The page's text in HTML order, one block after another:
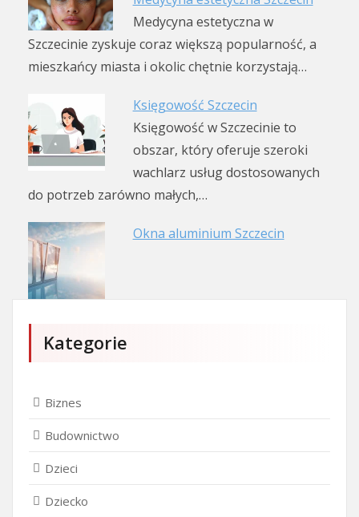
Medycyna estetyczna w
Szczecinie zyskuje coraz większą popularność, a
mieszkańcy miasta i okolic chętnie korzystają…
Księgowość Szczecin
Księgowość w Szczecinie to
obszar, który oferuje szeroki
wachlarz usług dostosowanych
do potrzeb zarówno małych,…
Okna aluminium Szczecin
Kategorie
Biznes
Budownictwo
Dzieci
Dziecko